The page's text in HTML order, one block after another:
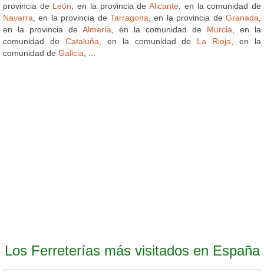
provincia de León , en la provincia deAlicante , en la comunidad de
Navarra , en la provincia de Tarragona , en la provincia de Granada
en la provincia de Almería , en la comunidad de Murcia , en la
comunidad de Cataluña , en la comunidad de La Rioja , en la
comunidad de Galicia
Los Ferreterías más visitados en España